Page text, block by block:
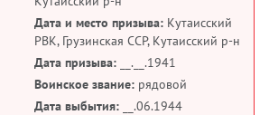
Дата и место призыва: Кутаисский
РВК, Грузинская ССР, Кутаисский р-н
Дата призыва: __.__.1941
Воинское звание: рядовой
Дата выбытия: __.06.1944